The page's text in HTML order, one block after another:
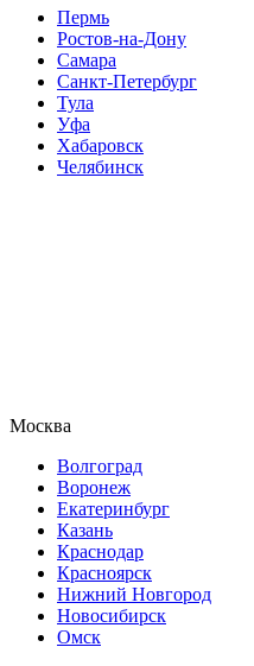
Пермь
Ростов-на-Дону
Самара
Санкт-Петербург
Тула
Уфа
Хабаровск
Челябинск
Москва
Волгоград
Воронеж
Екатеринбург
Казань
Краснодар
Красноярск
Нижний Новгород
Новосибирск
Омск